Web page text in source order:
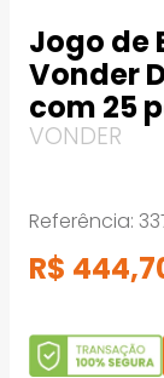
Jogo de
Vonder
com 25
VONDER
Referência:
R$ 444,